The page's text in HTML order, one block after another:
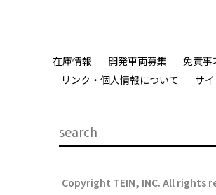
在庫情報 開発車両募集
免責事
リンク・個人情報について
サ
Copyright TEIN, INC. All rights